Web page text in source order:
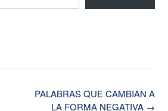
PALABRAS QUE CAMBIAN A
LA FORMA NEGATIVA →